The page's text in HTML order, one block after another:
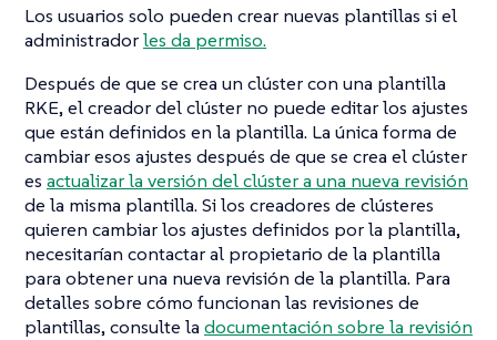
Los usuarios solo pueden crear nuevas plantillas si el
administradorles da permiso.
Después de que se crea un clúster con una plantilla
RKE, el creador del clúster no puede editar los ajustes
que están definidos en la plantilla. La única forma de
cambiar esos ajustes después de que se crea el clúster
es actualizar la versión del clúster a una nueva revisión
de la misma plantilla. Si los creadores de clústeres
quieren cambiar los ajustes definidos por la plantilla,
necesitarían contactar al propietario de la plantilla
para obtener una nueva revisión de la plantilla. Para
detalles sobre cómo funcionan las revisiones de
plantillas, consulte la documentación sobre la revisión